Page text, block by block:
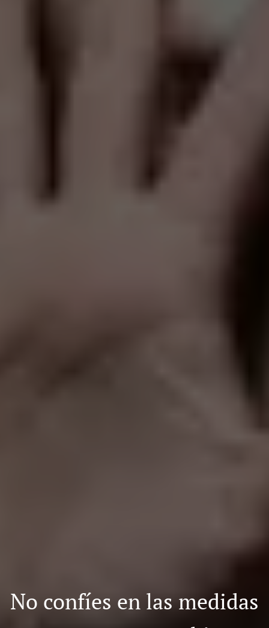
No confíes en las medidas